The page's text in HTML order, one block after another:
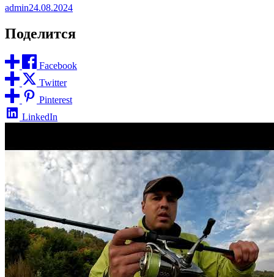
admin24.08.2024
Поделится
Facebook
Twitter
Pinterest
LinkedIn